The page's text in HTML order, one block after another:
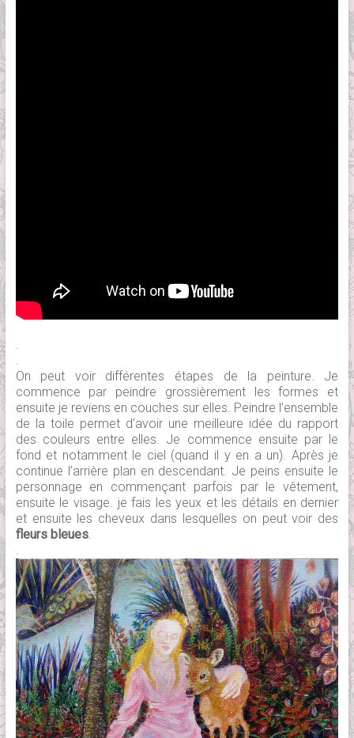
.
.
On peut voir différentes étapes de la peinture. Je
commence par peindre grossièrement les formes et
ensuite je reviens en couches sur elles. Peindre l’ensemble
de la toile permet d’avoir une meilleure idée du rapport
des couleurs entre elles. Je commence ensuite par le
fond et notamment le ciel (quand il y en a un). Après je
continue l’arrière plan en descendant. Je peins ensuite le
personnage en commençant parfois par le vêtement,
ensuite le visage. je fais les yeux et les détails en dernier
et ensuite les cheveux dans lesquelles on peut voir des
fleurs bleues.
.